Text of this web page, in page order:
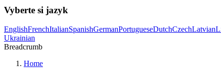
Vyberte si jazyk
EnglishFrenchItalianSpanishGermanPortugueseDutchCzechLatvian
Ukrainian
Breadcrumb
Home